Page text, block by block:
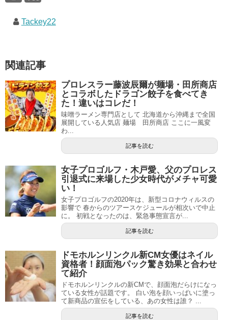
Tackey22
関連記事
プロレスラー藤波辰爾が麺場・田所商店
とコラボしたドラゴン餃子を食べてき
た！違いはコレだ！
味噌ラーメン専門店として 北海道から沖縄まで全国
展開している人気店 麺場 田所商店 ここに一風変
わ...
記事を読む
女子プロゴルフ・木戸愛、父のプロレス
引退式に来場した少女時代がメチャ可愛
い！
女子プロゴルフの2020年は、新型コロナウィルスの
影響で 春からのツアースケジュールが相次いで中止
に。 初戦となったのは、緊急事態宣言が...
記事を読む
ドモホルンリンクル新CM女優はネイル
資格者！顔面泡パック驚き効果と合わせ
て紹介
ドモホルンリンクルの新CMで、顔面泡だらけになっ
ている女性が話題です。 白い泡を顔いっぱいに塗っ
て新商品の宣伝をしている、あの女性は誰？ ...
記事を読む